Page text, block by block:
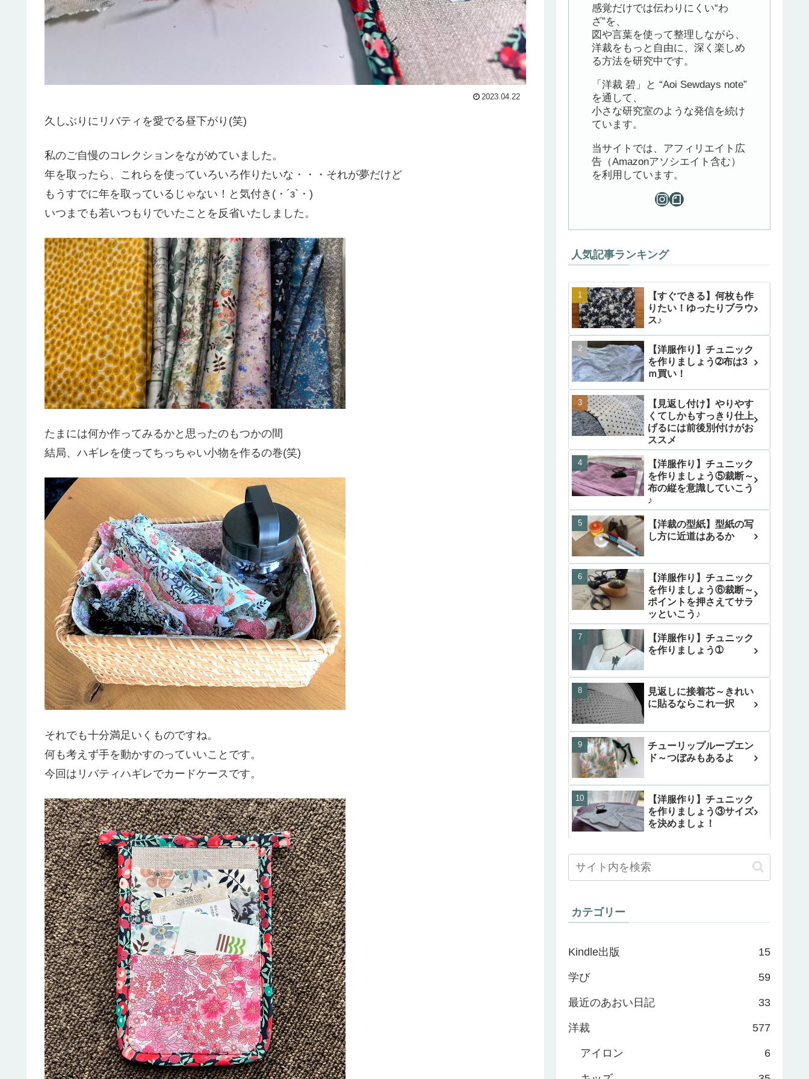
2023.04.22
久しぶりにリバティを愛でる昼下がり(笑)
私のご自慢のコレクションをながめていました。
年を取ったら、これらを使っていろいろ作りたいな・・・それが夢だけど
もうすでに年を取っているじゃない！と気付き(・´з`・)
いつまでも若いつもりでいたことを反省いたしました。
たまには何か作ってみるかと思ったのもつかの間
結局、ハギレを使ってちっちゃい小物を作るの巻(笑)
それでも十分満足いくものですね。
何も考えず手を動かすのっていいことです。
今回はリバティハギレでカードケースです。
感覚だけでは伝わりにくい“わ
ざ”を、
図や言葉を使って整理しながら、
洋裁をもっと自由に、深く楽しめ
る方法を研究中です。
「洋裁 碧」と “Aoi Sewdays note”
を通して、
小さな研究室のような発信を続け
ています。
当サイトでは、アフィリエイト広
告（Amazonアソシエイト含む）
を利用しています。
人気記事ランキング
【すぐできる】何枚も作
りたい！ゆったりブラウ
ス♪
【洋服作り】チュニック
を作りましょう➁布は3
ｍ買い！
【見返し付け】やりやす
くてしかもすっきり仕上
げるには前後別付けがお
ススメ
【洋服作り】チュニック
を作りましょう⑤裁断～
布の縦を意識していこう
♪
【洋裁の型紙】型紙の写
し方に近道はあるか
【洋服作り】チュニック
を作りましょう⑥裁断～
ポイントを押さえてサラ
ッといこう♪
【洋服作り】チュニック
を作りましょう➀
見返しに接着芯～きれい
に貼るならこれ一択
チューリップループエン
ド～つぼみもあるよ
【洋服作り】チュニック
を作りましょう③サイズ
を決めましょ！
カテゴリー
Kindle出版 15
学び 59
最近のあおい日記 33
洋裁 577
アイロン 6